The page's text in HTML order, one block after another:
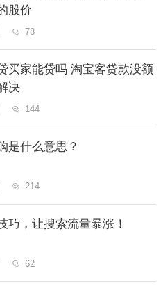
股价
 78
买家能贷吗 淘宝客贷款没额
决
 144
是什么意思？
 214
巧，让搜索流量暴涨！
 62